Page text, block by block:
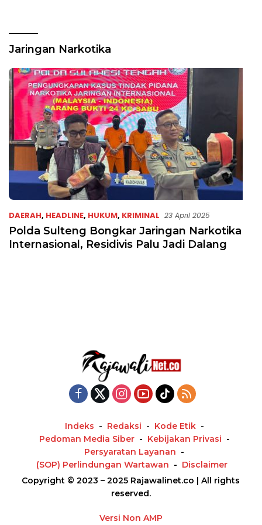
Jaringan Narkotika
DAERAH, HEADLINE, HUKUM, KRIMINAL 23 April 2025
Polda Sulteng Bongkar Jaringan Narkotika
Internasional, Residivis Palu Jadi Dalang
Indeks Redaksi
Kode Etik
Pedoman Media Siber
Kebijakan Privasi
Persyaratan Layanan
(SOP) Perlindungan Wartawan
Disclaimer
Copyright © 2023 – 2025 Rajawalinet.co | All rights
reserved.
Versi Non AMP